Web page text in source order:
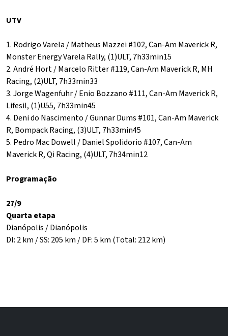
UTV
1. Rodrigo Varela / Matheus Mazzei #102, Can-Am Maverick R,
Monster Energy Varela Rally, (1)ULT, 7h33min15
2. André Hort / Marcelo Ritter #119, Can-Am Maverick R, MH
Racing, (2)ULT, 7h33min33
3. Jorge Wagenfuhr / Enio Bozzano #111, Can-Am Maverick R,
Lifesil, (1)U55, 7h33min45
4. Deni do Nascimento / Gunnar Dums #101, Can-Am Maverick
R, Bompack Racing, (3)ULT, 7h33min45
5. Pedro Mac Dowell / Daniel Spolidorio #107, Can-Am
Maverick R, Qi Racing, (4)ULT, 7h34min12
Programação
27/9
Quarta etapa
Dianópolis / Dianópolis
DI: 2 km / SS: 205 km / DF: 5 km (Total: 212 km)